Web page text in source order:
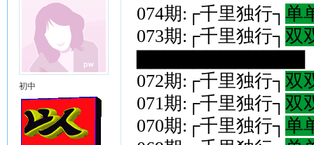
初中
074期:┌千里独行┐ 单
073期:┌千里独行┐ 双
072期:┌千里独行┐ 双
071期:┌千里独行┐ 双
070期:┌千里独行┐ 单